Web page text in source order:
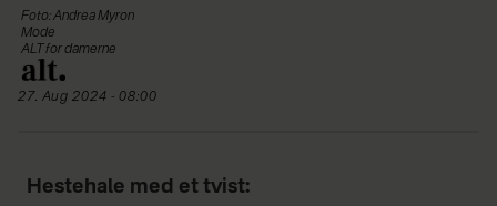
Foto: Andrea Myron
Mode
ALT for damerne
27. Aug 2024 - 08:00
Hestehale med et tvist: